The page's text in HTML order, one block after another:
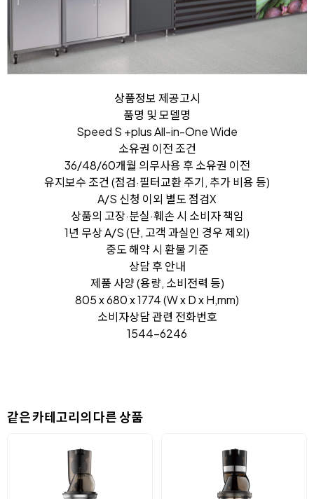
상품정보 제공고시
품명 및 모델명
Speed S +plus All-in-One Wide
소유권 이전 조건
36/48/60개월 의무사용 후 소유권 이전
유지보수 조건 (점검·필터교환 주기, 추가 비용 등)
A/S 신청 이외 별도 점검X
상품의 고장·분실·훼손 시 소비자 책임
1년 무상 A/S (단, 고객 과실인 경우 제외)
중도 해약 시 환불 기준
상담 후 안내
제품 사양 (용량, 소비전력 등)
805 x 680 x 1774 (W x D x H,mm)
소비자상담 관련 전화번호
1544-6246
같은 카테고리의 다른 상품